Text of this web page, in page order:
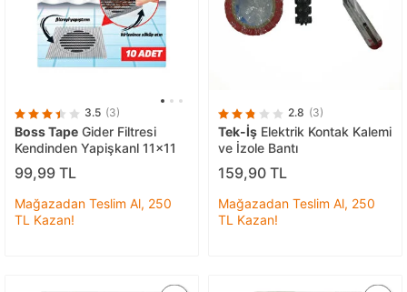
3.5 (3)
Boss Tape Gider Filtresi
Kendinden Yapişkanl 11x11
99,99 TL
Mağazadan Teslim Al, 250
TL Kazan!
2.8 (3)
Tek-İş Elektrik Kontak Kalemi
ve İzole Bantı
159,90 TL
Mağazadan Teslim Al, 250
TL Kazan!